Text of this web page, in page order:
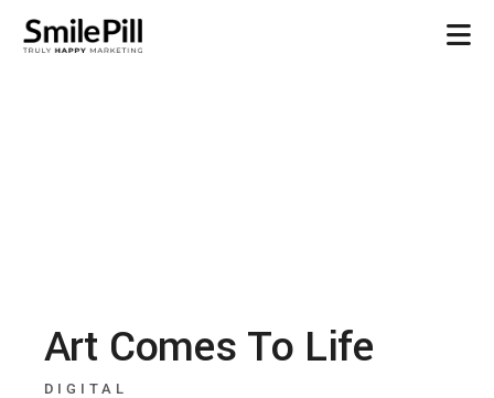
Art Comes To Life
DIGITAL